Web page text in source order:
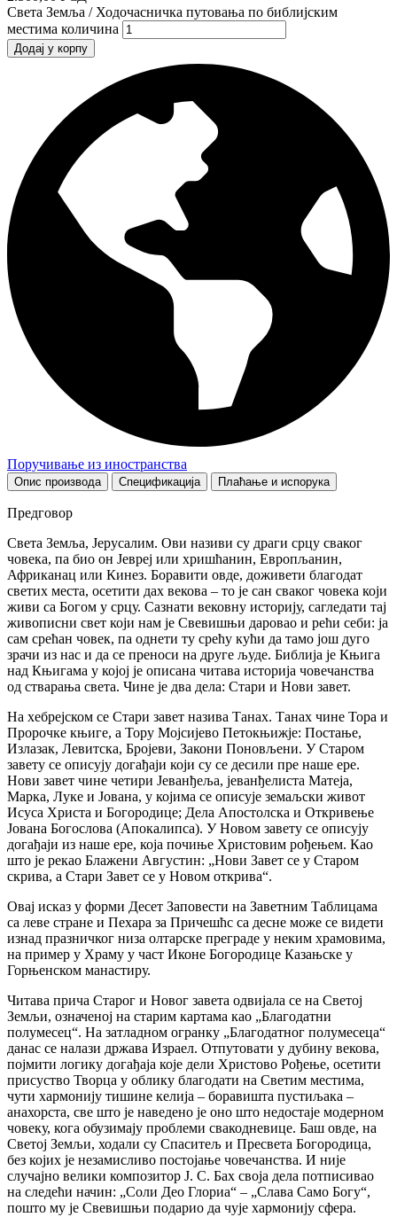
Света Земља / Ходочасничка путовања по библијским
местима количина
Додај у корпу
Поручивање из иностранства
Опис производа Спецификација Плаћање и испорука
Предговор
Света Земља, Јерусалим. Ови називи су драги срцу сваког
човека, па био он Јевреј или хришћанин, Европљанин,
Африканац или Кинез. Боравити овде, доживети благодат
светих места, осетити дах векова – то је сан сваког човека који
живи са Богом у срцу. Сазнати вековну историју, сагледати тај
живописни свет који нам је Свевишњи даровао и рећи себи: ја
сам срећан човек, па однети ту срећу кући да тамо још дуго
зрачи из нас и да се преноси на друге људе. Библија је Књига
над Књигама у којој је описана читава историја човечанства
од стварања света. Чине је два дела: Стари и Нови завет.
На хебрејском се Стари завет назива Танах. Танах чине Тора и
Пророчке књиге, а Тору Мојсијево Петокњижје: Постање,
Излазак, Левитска, Бројеви, Закони Поновљени. У Старом
завету се описују догађаји који су се десили пре наше ере.
Нови завет чине четири Јеванђеља, јеванђелиста Матеја,
Марка, Луке и Јована, у којима се описује земаљски живот
Исуса Христа и Богородице; Дела Апостолска и Откривење
Јована Богослова (Апокалипса). У Новом завету се описују
догађаји из наше ере, која почиње Христовим рођењем. Као
што је рекао Блажени Августин: „Нови Завет се у Старом
скрива, а Стари Завет се у Новом открива“.
Овај исказ у форми Десет Заповести на Заветним Таблицама
са леве стране и Пехара за Причешћс са десне може се видети
изнад празничког низа олтарске преграде у неким храмовима,
на пример у Храму у част Иконе Богородице Казањске у
Горњенском манастиру.
Читава прича Старог и Новог завета одвијала се на Светој
Земљи, означеној на старим картама као „Благодатни
полумесец“. На затладном огранку „Благодатног полумесеца“
данас се налази држава Израел. Отпутовати у дубину векова,
појмити логику догађаја које дели Христово Рођење, осетити
присуство Творца у облику благодати на Светим местима,
чути хармонију тишине келија – боравишта пустиљака –
анахорста, све што је наведено је оно што недостаје модерном
човеку, кога обузимају проблеми свакодневице. Баш овде, на
Светој Земљи, ходали су Спаситељ и Пресвета Богородица,
без којих је незамисливо постојање човечанства. И није
случајно велики композитор Ј. С. Бах своја дела потписивао
на следећи начин: „Соли Део Глориа“ – „Слава Само Богу“,
пошто му је Свевишњи подарио да чује хармонију сфера.